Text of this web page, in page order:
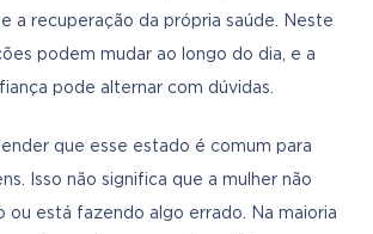
a recuperação da própria saúde. Neste
podem mudar ao longo do dia, e a
pode alternar com dúvidas.
que esse estado é comum para
Isso não significa que a mulher não
ou está fazendo algo errado. Na maioria